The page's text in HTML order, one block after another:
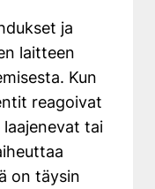
ja
laitteen
Kun
reagoivat
tai
on täysin